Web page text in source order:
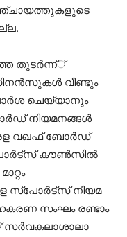
തുടര്‍ന്ന്്
വീണ്ടും
ചെയ്യാനും
നിയമനങ്ങള്‍
വഖഫ് ബോര്‍ഡ്
കൗണ്‍സില്‍
സ്‌പോര്‍ട്‌സ് നിയമ
സംഘം രണ്ടാം
സര്‍വകലാശാലാ